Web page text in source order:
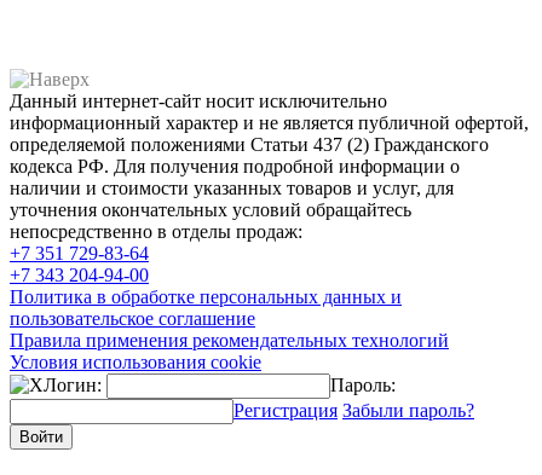
Данный интернет-сайт носит исключительно
информационный характер и не является публичной офертой,
определяемой положениями Статьи 437 (2) Гражданского
кодекса РФ. Для получения подробной информации о
наличии и стоимости указанных товаров и услуг, для
уточнения окончательных условий обращайтесь
непосредственно в отделы продаж:
+7 351 729-83-64
+7 343 204-94-00
Политика в обработке персональных данных и
пользовательское соглашение
Правила применения рекомендательных технологий
Условия использования cookie
Логин:
Пароль:
Регистрация Забыли пароль?